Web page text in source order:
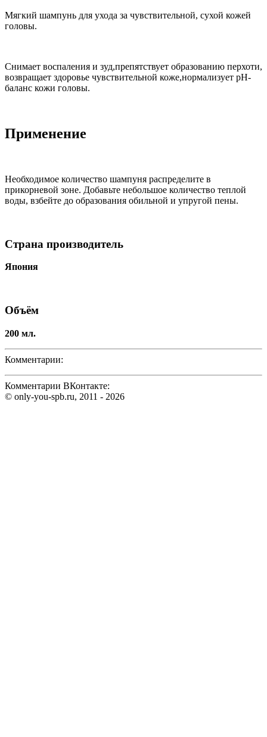
Мягкий шампунь для ухода за чувствительной, сухой кожей
головы.
Снимает воспаления и зуд,препятствует образованию перхоти,
возвращает здоровье чувствительной коже,нормализует рН-
баланс кожи головы.
Применение
Необходимое количество шампуня распределите в
прикорневой зоне. Добавьте небольшое количество теплой
воды, взбейте до образования обильной и упругой пены.
Страна производитель
Япония
Объём
200 мл.
Комментарии:
Комментарии ВКонтакте:
© only-you-spb.ru, 2011 - 2026